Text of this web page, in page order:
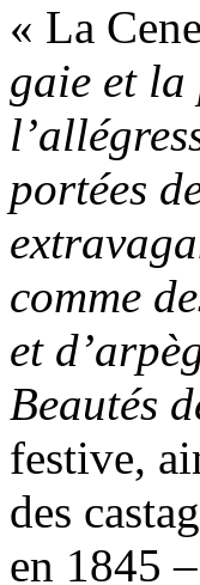
« La
gaie et la
portées
comme
et
Beautés
festive,
des
en 1845